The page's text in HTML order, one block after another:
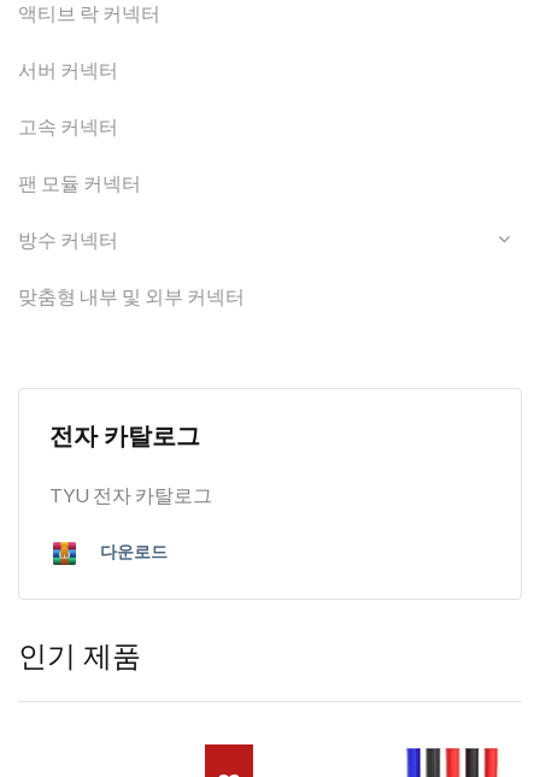
액티브 락 커넥터
서버 커넥터
고속 커넥터
팬 모듈 커넥터
방수 커넥터
맞춤형 내부 및 외부 커넥터
전자 카탈로그
TYU 전자 카탈로그
다운로드
인기 제품